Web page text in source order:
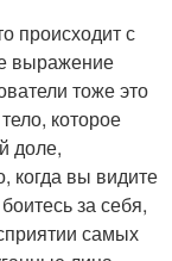
происходит с
выражение
тоже это
которое
доле,
когда вы видите
за себя,
самых